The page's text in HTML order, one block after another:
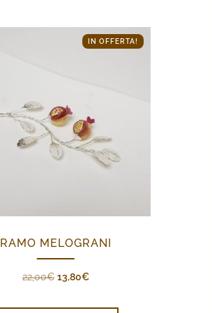
IN OFFERTA!
RAMO MELOGRANI
22,00€ Il
originale
13,80€Il
attuale